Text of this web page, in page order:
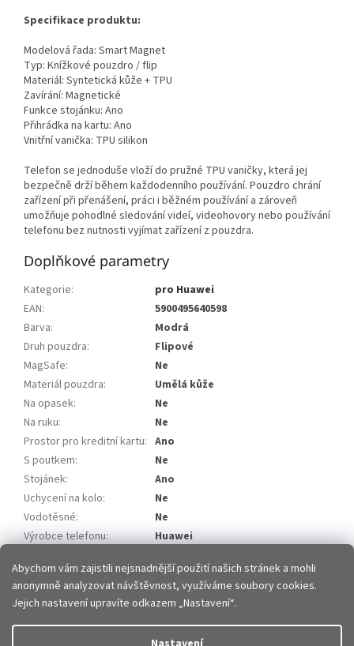
Abychom vám zajistili nejsnadnější použití našich stránek a mohli
anonymně analyzovat návštěvnost, využíváme soubory cookies.
Jejich nastavení upravíte odkazem „Nastavení“.
Specifikace produktu:
Modelová řada: Smart Magnet
Typ: Knížkové pouzdro / flip
Materiál: Syntetická kůže + TPU
Zavírání: Magnetické
Funkce stojánku: Ano
Přihrádka na kartu: Ano
Vnitřní vanička: TPU silikon
Telefon se jednoduše vloží do pružné TPU vaničky, která jej
bezpečně drží během každodenního používání. Pouzdro chrání
zařízení při přenášení, práci i běžném používání a zároveň
umožňuje pohodlné sledování videí, videohovory nebo používání
telefonu bez nutnosti vyjímat zařízení z pouzdra.
Doplňkové parametry
Kategorie:
pro Huawei
EAN:
5900495640598
Barva:
Modrá
Druh pouzdra:
Flipové
MagSafe:
Ne
Materiál pouzdra:
Umělá kůže
Na opasek:
Ne
Na ruku:
Ne
Prostor pro kreditní kartu: Ano
S poutkem:
Ne
Stojánek:
Ano
Uchycení na kolo:
Ne
Vodotěsné:
Ne
Výrobce telefonu:
Huawei